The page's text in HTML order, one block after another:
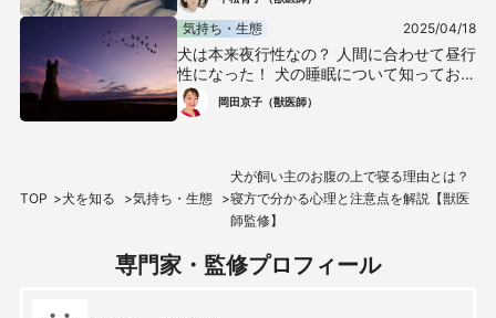
気持ち・生態 2025/04/18
犬は本来夜行性なの？ 人間に合わせて昼行
性になった！ 犬の睡眠について知っておこ
う【獣医師監修】
岡田京子（獣医師）
TOP 犬を知る 気持ち・生態
犬が飼い主のお腹の上で寝る理由とは？
寝方で分かる心理と注意点を解説【獣医
師監修】
専門家・監修プロフィール